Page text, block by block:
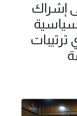
إشراك
ترتيبات